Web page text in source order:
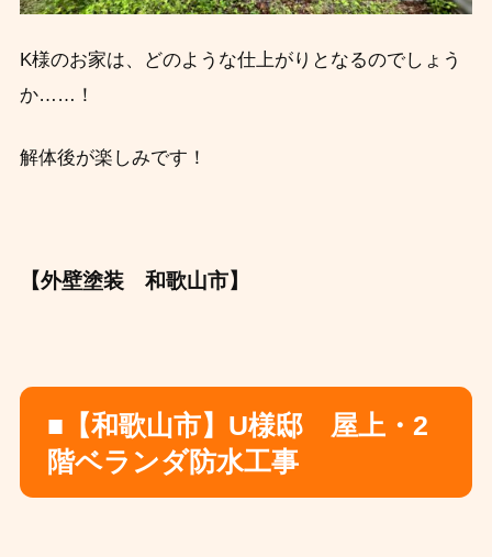
K様のお家は、どのような仕上がりとなるのでしょう
か……！
解体後が楽しみです！
【外壁塗装 和歌山市】
■【和歌山市】U様邸 屋上・2
階ベランダ防水工事